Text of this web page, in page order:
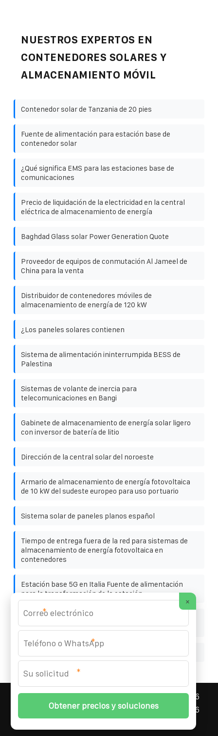
NUESTROS EXPERTOS EN
CONTENEDORES SOLARES Y
ALMACENAMIENTO MÓVIL
Contenedor solar de Tanzania de 20 pies
Fuente de alimentación para estación base de
contenedor solar
¿Qué significa EMS para las estaciones base de
comunicaciones
Precio de liquidación de la electricidad en la central
eléctrica de almacenamiento de energía
Baghdad Glass solar Power Generation Quote
Proveedor de equipos de conmutación Al Jameel de
China para la venta
Distribuidor de contenedores móviles de
almacenamiento de energía de 120 kW
¿Los paneles solares contienen
Sistema de alimentación ininterrumpida BESS de
Palestina
Sistemas de volante de inercia para
telecomunicaciones en Bangi
Gabinete de almacenamiento de energía solar ligero
con inversor de batería de litio
Dirección de la central solar del noroeste
Armario de almacenamiento de energía fotovoltaica
de 10 kW del sudeste europeo para uso portuario
Sistema solar de paneles planos español
Tiempo de entrega fuera de la red para sistemas de
almacenamiento de energía fotovoltaica en
contenedores
Estación base 5G en Italia Fuente de alimentación
para la transformación de la estación
Fabricantes de equipos para gabinetes de baterías de
litio para contenedores solares
ASNEF ENERGY STORAGE CONTAINER
2026
Todos los derechos reservados. | Teléfono:
+34 96
×
*
*
*